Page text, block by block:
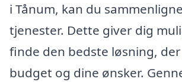
i Tånum, kan du
tjenester. Dette giver dig
finde den bedste løsning,
budget og dine ønsker.